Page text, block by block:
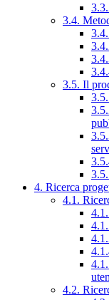
3.4.
3.5. Il
4. Ricerca
4.1.
4.2.